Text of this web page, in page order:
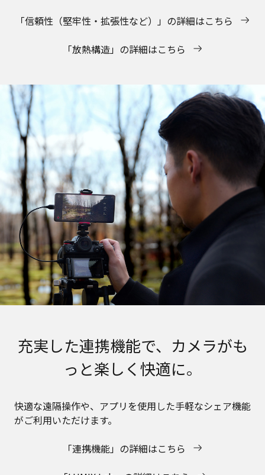
「信頼性（堅牢性・拡張性など）」の詳細はこちら
「放熱構造」の詳細はこちら
充実した連携機能で、カメラがも
っと楽しく快適に。
快適な遠隔操作や、アプリを使用した手軽なシェア機能
がご利用いただけます。
「連携機能」の詳細はこちら